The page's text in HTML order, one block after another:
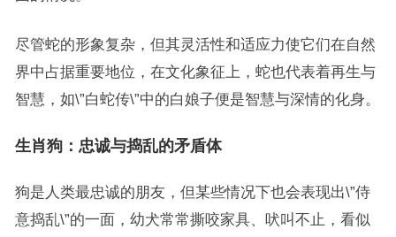
尽管蛇的形象复杂，但其灵活性和适应力使它们在自然
界中占据重要地位，在文化象征上，蛇也代表着再生与
智慧，如\”白蛇传\”中的白娘子便是智慧与深情的化身。
生肖狗：忠诚与捣乱的矛盾体
狗是人类最忠诚的朋友，但某些情况下也会表现出\”侍
意捣乱\”的一面，幼犬常常撕咬家具、吠叫不止，看似